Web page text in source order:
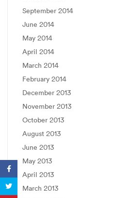
September 2014
June 2014
May 2014
April 2014
March 2014
February 2014
December 2013
November 2013
October 2013
August 2013
June 2013
May 2013
April 2013
March 2013